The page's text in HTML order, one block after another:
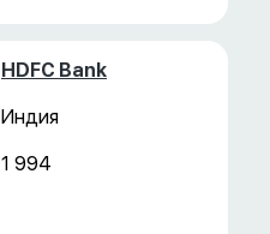
HDFC Bank
Индия
1 994